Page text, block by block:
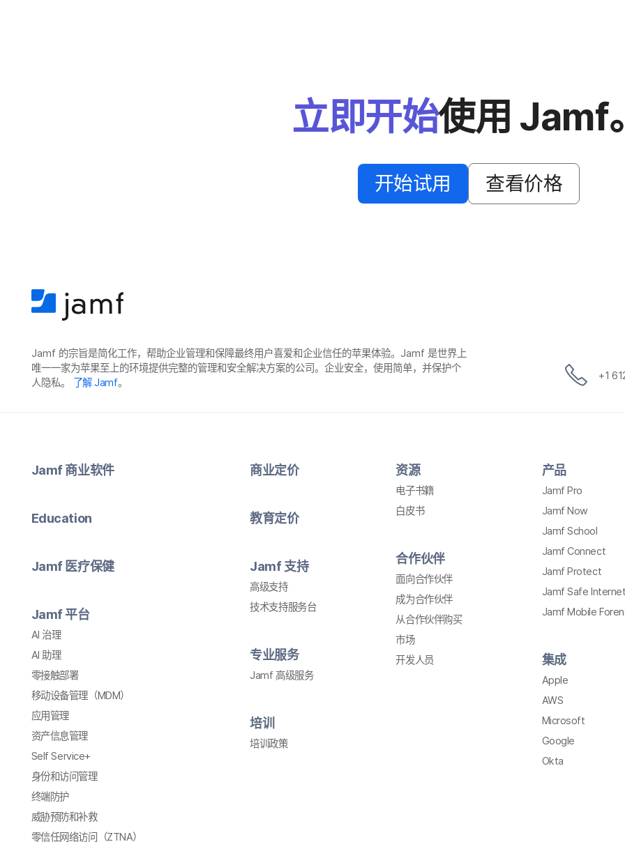
立即​开始使用 Jamf。
开始​试用 查​看​价格
Jamf 的​宗旨​是​简化​工作，​帮助​企业​管理​和​保障​最​终​用​户​喜爱​和​企业​信任​的​苹果​体验。 Jamf 是​世界​上​
唯​一​一​家​为​苹果​至​上​的​环境​提供​完整​的​管理​和​安全​解决​方案​的​公司。​企业​安全，​使用​简单，​并​保护​个​
人​隐私。
了解Jamf。
+1
Jamf商业​软件
Education
Jamf 医​疗​保健
Jamf平台
AI治理
AI助理
零接触部署
移动​设备​管理​（MDM）
应用​管理
资产​信息​管理
Self Service+
身份​和​访问​管理
终端​防护
威​胁​预防​和​补救
零信任​网络​访问​（ZTNA）
商业定​价
教育定​价
Jamf支持
高级​支持
技术​支持​服务​台
专业​服务
Jamf 高级​服务
培训
培训​政策
资源
电子​书籍
白皮​书
合作​伙伴
面​向​合作​伙伴
成为​合作​伙伴
从​合作​伙伴​购买
市场
开发​人员
产品
Jamf Pro
Jamf Now
Jamf School
Jamf Connect
Jamf Protect
Jamf Safe Internet
Jamf Mobile
集成
Apple
AWS
Microsoft
Google
Okta